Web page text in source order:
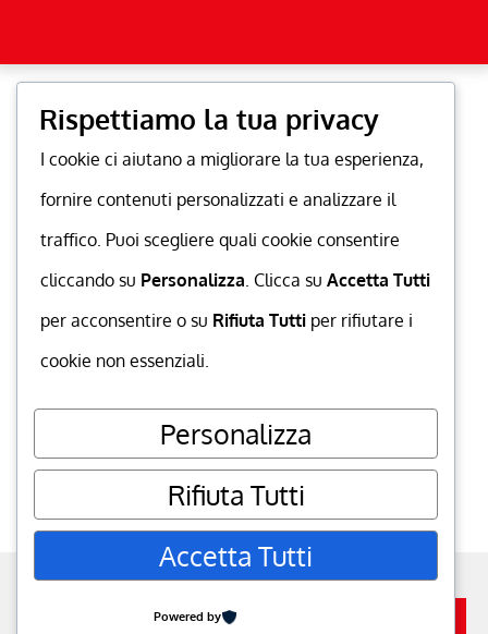
powered byMuccaGialla.com. P.IVA
06350120652
Rispettiamo la tua privacy
I cookie ci aiutano a migliorare la tua esperienza,
fornire contenuti personalizzati e analizzare il
traffico. Puoi scegliere quali cookie consentire
cliccando su Personalizza. Clicca su Accetta Tutti
per acconsentire o su Rifiuta Tutti per rifiutare i
cookie non essenziali.
Personalizza
Rifiuta Tutti
Accetta Tutti
Powered by